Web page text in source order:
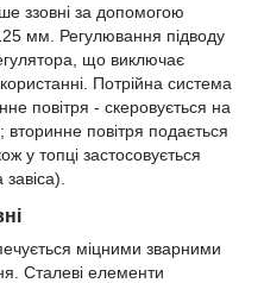
ззовні за допомогою
мм. Регулювання підводу
що виключає
Потрійна система
повітря - скеровується на
вторинне повітря подається
у топці застосовується
міцними зварними
Сталеві елементи